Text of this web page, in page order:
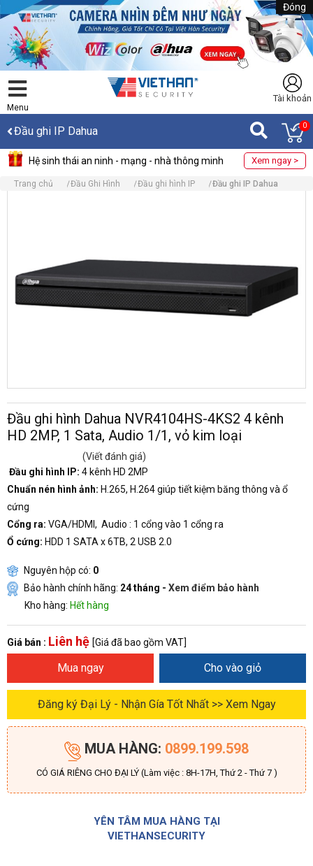
Đóng
Menu
Tài khoản
Đầu ghi IP Dahua 0
Hệ sinh thái an ninh - mạng - nhà thông minh Xem ngay >
Trang chủ Đầu Ghi Hình Đầu ghi hình IP Đầu ghi IP Dahua
Đầu ghi hình Dahua NVR4104HS-4KS2 4 kênh
HD 2MP, 1 Sata, Audio 1/1, vỏ kim loại
(Viết đánh giá)
Đầu ghi hình IP: 4 kênh HD 2MP
Chuẩn nén hình ảnh: H.265, H.264 giúp tiết kiệm băng thông và ổ
cứng
Cổng ra: VGA/HDMI, Audio : 1 cổng vào 1 cổng ra
Ổ cứng: HDD 1 SATA x 6TB, 2 USB 2.0
Nguyên hộp có: 0
Bảo hành chính hãng: 24 tháng - Xem điểm bảo hành
Kho hàng: Hết hàng
Giá bán : Liên hệ [Giá đã bao gồm VAT]
Mua ngay Cho vào giỏ
Đăng ký Đại Lý - Nhận Gía Tốt Nhất >> Xem Ngay
MUA HÀNG: 0899.199.598
CÓ GIÁ RIÊNG CHO ĐẠI LÝ (Làm việc : 8H-17H, Thứ 2 - Thứ 7 )
YÊN TÂM MUA HÀNG TẠI
VIETHANSECURITY